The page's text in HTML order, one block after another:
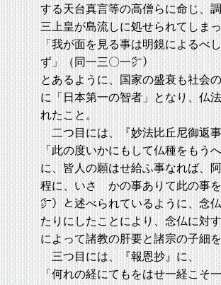
する天台真言等の高僧らに命じ、
三上皇が島流しに処せられてしま
「我が面を見る事は明鏡によるべ
ず」（同一三〇一㌻）
とあるように、国家の盛衰も社会
に「日本第一の智者」となり、仏
れたこと。
二つ目には、『妙法比丘尼御返
「此の度いかにもして仏種をもう
に、皆人の願はせ給ふ事なれば、
程に、いさゝかの事ありて此の事
㌻）と述べられているように、念
たりにしたことにより、念仏に対
によって諸教の肝要と諸宗の子細
三つ目には、『報恩抄』に、
「何れの経にてもをはせ一経こそ